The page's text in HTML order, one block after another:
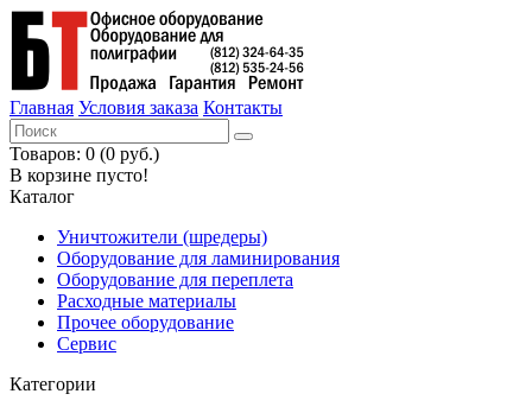
Главная Условия заказа Контакты
Товаров: 0 (0 руб.)
В корзине пусто!
Каталог
Уничтожители (шредеры)
Оборудование для ламинирования
Оборудование для переплета
Расходные материалы
Прочее оборудование
Сервис
Категории